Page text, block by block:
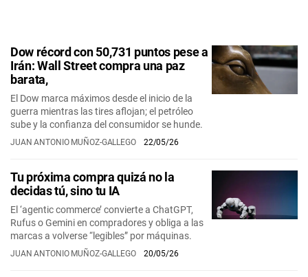
Dow récord con 50,731 puntos pese a
Irán: Wall Street compra una paz
barata,
El Dow marca máximos desde el inicio de la
guerra mientras las tires aflojan; el petróleo
sube y la confianza del consumidor se hunde.
JUAN ANTONIO MUÑOZ-GALLEGO 22/05/26
Tu próxima compra quizá no la
decidas tú, sino tu IA
El ‘agentic commerce’ convierte a ChatGPT,
Rufus o Gemini en compradores y obliga a las
marcas a volverse “legibles” por máquinas.
JUAN ANTONIO MUÑOZ-GALLEGO 20/05/26